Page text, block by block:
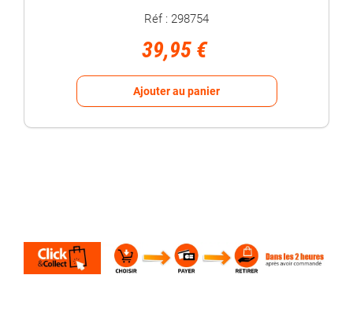
Réf : 298754
39,95 €
Ajouter au panier